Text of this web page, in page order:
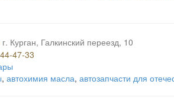
г. Курган, Галкинский переезд, 10
47-33
, автохимия масла, автозапчасти для